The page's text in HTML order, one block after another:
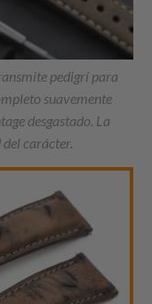
pedigrí para
suavemente
desgastado. La
carácter.